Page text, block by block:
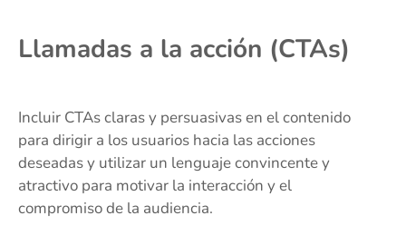
Llamadas a la acción (CTAs)
Incluir CTAs claras y persuasivas en el contenido
para dirigir a los usuarios hacia las acciones
deseadas y utilizar un lenguaje convincente y
atractivo para motivar la interacción y el
compromiso de la audiencia.